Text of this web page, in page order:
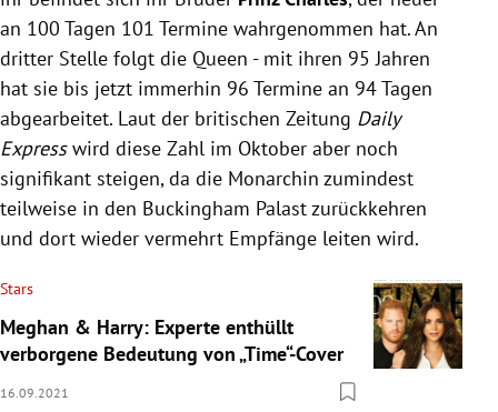
an 100 Tagen 101 Termine wahrgenommen hat. An
dritter Stelle folgt die Queen - mit ihren 95 Jahren
hat sie bis jetzt immerhin 96 Termine an 94 Tagen
abgearbeitet. Laut der britischen Zeitung Daily
Expresswird diese Zahl im Oktober aber noch
signifikant steigen, da die Monarchin zumindest
teilweise in den Buckingham Palast zurückkehren
und dort wieder vermehrt Empfänge leiten wird.
Stars
Meghan & Harry: Experte enthüllt
verborgene Bedeutung von „Time“-Cover
16.09.2021